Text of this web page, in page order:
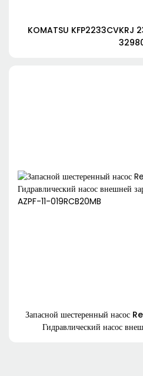
KOMATSU
Запасной шестеренный насос
Гидравлический насос